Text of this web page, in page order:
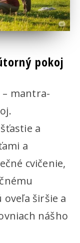
pokoj
– mantra-
a
a
cvičenie,
širšie a
nášho